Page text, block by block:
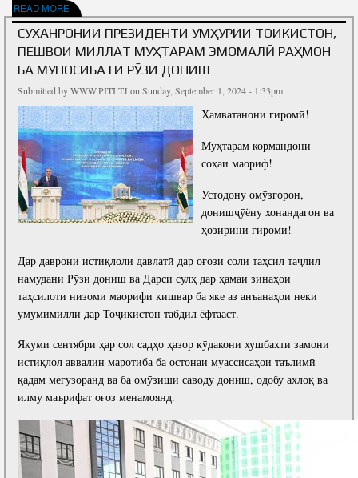
READ MORE
ABOUT ШАҲОДАТНОМАИ МАҶАЛЛАИ ИЛМИЮ АМАЛИИ «ИҚТИСОДИЁТ ВА САВДО»
СУХАНРОНИИ ПРЕЗИДЕНТИ ҶУМҲУРИИ ТОҶИКИСТОН,
ПЕШВОИ МИЛЛАТ МУҲТАРАМ ЭМОМАЛӢ РАҲМОН
БА МУНОСИБАТИ РӮЗИ ДОНИШ
Submitted byWWW.PITI.TJ on Sunday, September 1, 2024 - 1:33pm
Ҳамватанони гиромӣ!
Муҳтарам кормандони
соҳаи маориф!
Устодону омӯзгорон,
донишҷӯёну хонандагон ва
ҳозирини гиромӣ!
Дар даврони истиқлоли давлатӣ дар оғози соли таҳсил таҷлил
намудани Рӯзи дониш ва Дарси сулҳ дар ҳамаи зинаҳои
таҳсилоти низоми маорифи кишвар ба яке аз анъанаҳои неки
умумимиллӣ дар Тоҷикистон табдил ёфтааст.
Якуми сентябри ҳар сол садҳо ҳазор кӯдакони хушбахти замони
истиқлол аввалин маротиба ба остонаи муассисаҳои таълимӣ
қадам мегузоранд ва ба омӯзиши саводу дониш, одобу ахлоқ ва
илму маърифат оғоз менамоянд.